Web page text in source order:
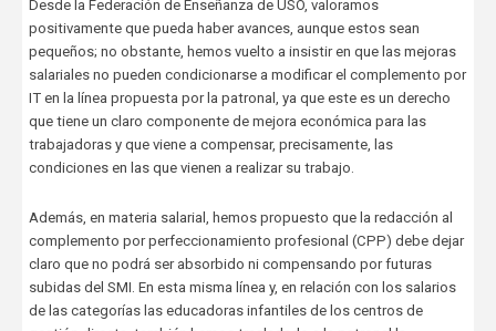
Desde la Federación de Enseñanza de USO, valoramos
positivamente que pueda haber avances, aunque estos sean
pequeños; no obstante, hemos vuelto a insistir en que las mejoras
salariales no pueden condicionarse a modificar el complemento por
IT en la línea propuesta por la patronal, ya que este es un derecho
que tiene un claro componente de mejora económica para las
trabajadoras y que viene a compensar, precisamente, las
condiciones en las que vienen a realizar su trabajo.
Además, en materia salarial, hemos propuesto que la redacción al
complemento por perfeccionamiento profesional (CPP) debe dejar
claro que no podrá ser absorbido ni compensando por futuras
subidas del SMI. En esta misma línea y, en relación con los salarios
de las categorías las educadoras infantiles de los centros de